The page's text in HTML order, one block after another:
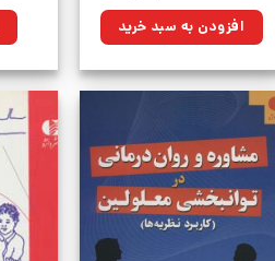
۲۵۵,۰۰۰تومان
بود.
۱۸۲,۳۲۵تومان.افزودن به سبد خرید